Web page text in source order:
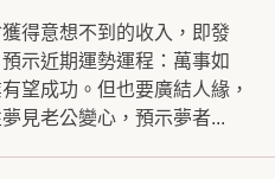
得意想不到的收入，即發
示近期運勢運程：萬事如
望成功。但也要廣結人緣，
見老公變心，預示夢者...